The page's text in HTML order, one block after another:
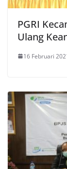
PGRI
Ulang
16 Februari